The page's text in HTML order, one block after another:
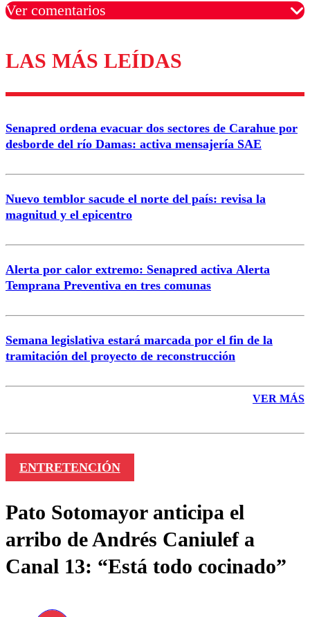
Ver comentarios
Los comentarios son moderados para garantizar un
diálogo respetuoso.
Nombre
Correo
LAS MÁS LEÍDAS
Senapred ordena evacuar dos sectores de Carahue por
desborde del río Damas: activa mensajería SAE
Nuevo temblor sacude el norte del país: revisa la
magnitud y el epicentro
Alerta por calor extremo: Senapred activa Alerta
Temprana Preventiva en tres comunas
Semana legislativa estará marcada por el fin de la
tramitación del proyecto de reconstrucción
VER MÁS
ENTRETENCIÓN
Pato Sotomayor anticipa el
arribo de Andrés Caniulef a
Canal 13: “Está todo cocinado”